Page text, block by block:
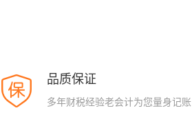
品质保证
多年财税经验老会计为您量身记账